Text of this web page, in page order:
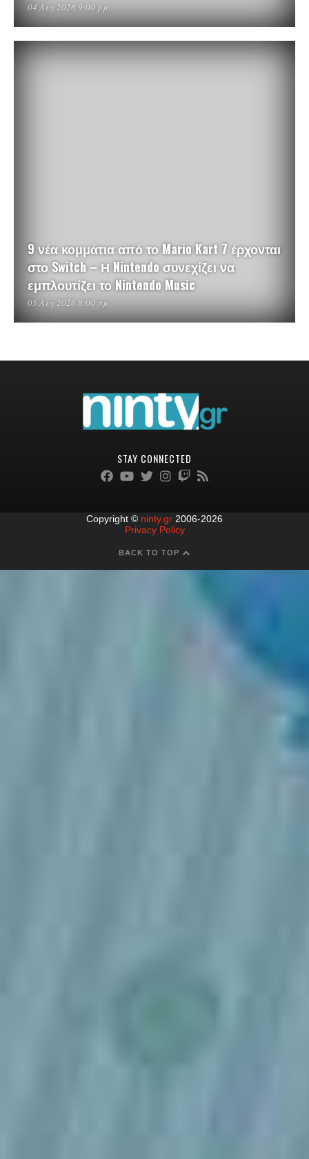
04 Αυγ 2026 9:00 μμ
9 νέα κομμάτια από το Mario Kart 7 έρχονται
στο Switch – Η Nintendo συνεχίζει να
εμπλουτίζει το Nintendo Music
05 Αυγ 2026 8:00 πμ
STAY CONNECTED
Copyright © ninty.gr 2006-2026
Privacy Policy
BACK TO TOP